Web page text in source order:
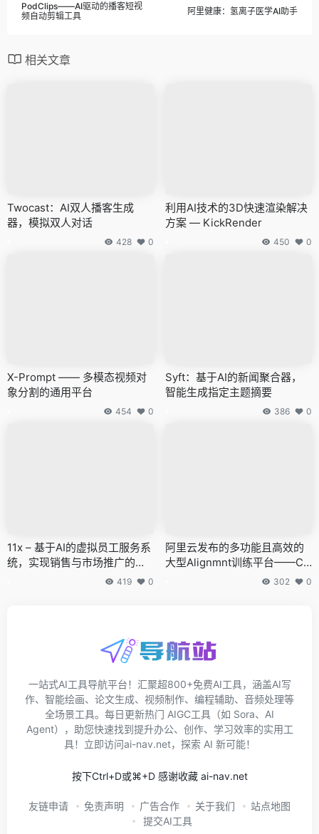
PodClips——AI驱动的播客短视
频自动剪辑工具
阿里健康：氢离子医学AI助手
相关文章
Twocast：AI双人播客生成
器，模拟双人对话
428 0
利用AI技术的3D快速渲染解决
方案 — KickRender
450 0
X-Prompt —— 多模态视频对
象分割的通用平台
454 0
Syft：基于AI的新闻聚合器，
智能生成指定主题摘要
386 0
11x – 基于AI的虚拟员工服务系
统，实现销售与市场推广的自
419 0
阿里云发布的多功能且高效的
大型Alignmnt训练平台——Ch
302 0
一站式AI工具导航平台！汇聚超800+免费AI工具，涵盖AI写
作、智能绘画、论文生成、视频制作、编程辅助、音频处理等
全场景工具。每日更新热门 AIGC工具（如 Sora、AI
Agent），助您快速找到提升办公、创作、学习效率的实用工
具！立即访问ai-nav.net，探索 AI 新可能！
按下Ctrl+D或⌘+D 感谢收藏 ai-nav.net
友链申请 免责声明 广告合作 关于我们
站点地图
提交AI工具